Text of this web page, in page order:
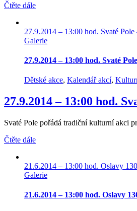
Čtěte dále
27.9.2014 – 13:00 hod. Svaté
Galerie
27.9.2014 – 13:00 hod. Svaté
Dětské akce, Kalendář akcí,
27.9.2014 – 13:00 hod.
Svaté Pole pořádá tradiční kulturní akci
Čtěte dále
21.6.2014 – 13:00 hod. Oslavy
Galerie
21.6.2014 – 13:00 hod. Oslavy